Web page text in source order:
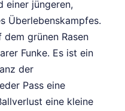
einer jüngeren,
Überlebenskampfes.
dem grünen Rasen
Funke. Es ist ein
der
Pass eine
eine kleine